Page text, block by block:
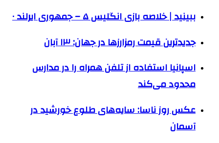
ببینید | خلاصه بازی انگلیس ۵ – جمهوری ایرلند ۰
جدیدترین قیمت رمزارزها در جهان: ۱۳ آبان
اسپانیا استفاده از تلفن همراه را در مدارس
محدود می‌کند
عکس روز ناسا:‌ سایه‌های طلوع خورشید در
آسمان